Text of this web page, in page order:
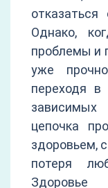
Однако,
проблемы и
уже
переходя
зависимых
цепочка
здоровьем,
потеря